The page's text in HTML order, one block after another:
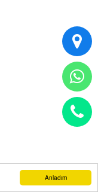
Anladım